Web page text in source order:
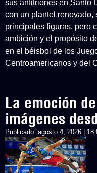
sus anfitriones en Santo
con un plantel renovado,
principales figuras, pero
ambición y el propósito
en el béisbol de los
Centroamericanos y del
La emoción
imágenes
Publicado: agosto 4, 2026 |